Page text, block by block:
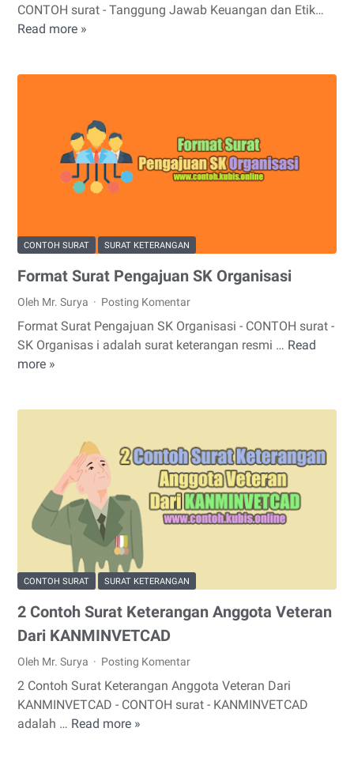
CONTOH surat - Tanggung Jawab Keuangan dan Etik…
Read more »
Melunasi
Hutang
CONTOH SURAT SURAT KETERANGAN
Format Surat Pengajuan SK Organisasi
Oleh Mr. Surya Posting Komentar
Format Surat Pengajuan SK Organisasi - CONTOH surat -
SK Organisas i adalah surat keterangan resmi … Read
more »
Format
CONTOH SURAT SURAT KETERANGAN
2 Contoh Surat Keterangan Anggota Veteran
Dari KANMINVETCAD
Oleh Mr. Surya Posting Komentar
2 Contoh Surat Keterangan Anggota Veteran Dari
KANMINVETCAD - CONTOH surat - KANMINVETCAD
adalah … Read more »